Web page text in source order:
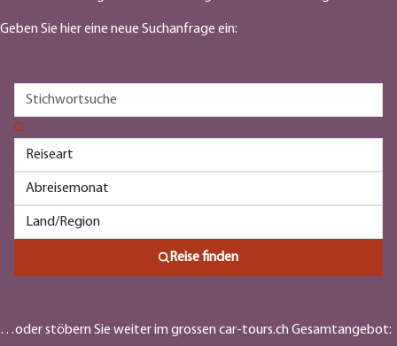
Geben Sie hier eine neue Suchanfrage ein:
Reise finden
…oder stöbern Sie weiter im grossen car-tours.ch Gesamtangebot: